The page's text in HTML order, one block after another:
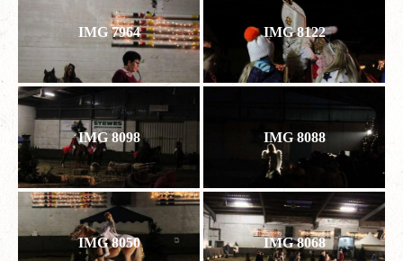
IMG 7964 IMG 8122
IMG 8098 IMG 8088
IMG 8050 IMG 8068